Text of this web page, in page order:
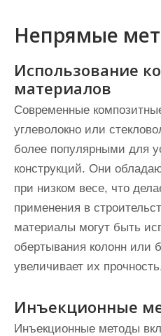
Непрямые
Использование
материалов
Современные
углеволокно или
более популярными для
конструкций. Они
при низком весе, что
применения в
материалы могут быть
обертывания колонн или
увеличивает их
Инъекционные
Инъекционные методы